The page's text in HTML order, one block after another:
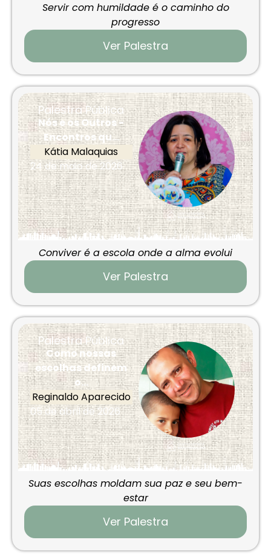
Servir com humildade é o caminho do
progresso
Ver Palestra
Palestra Pública
Nós e os Outros -
Encontros qu...
Kátia Malaquias
24 de maio de 2026
Conviver é a escola onde a alma evolui
Ver Palestra
Palestra Pública
Como nossas
escolhas definem
o...
Reginaldo Aparecido
05 de abril de 2026
Suas escolhas moldam sua paz e seu bem-
estar
Ver Palestra